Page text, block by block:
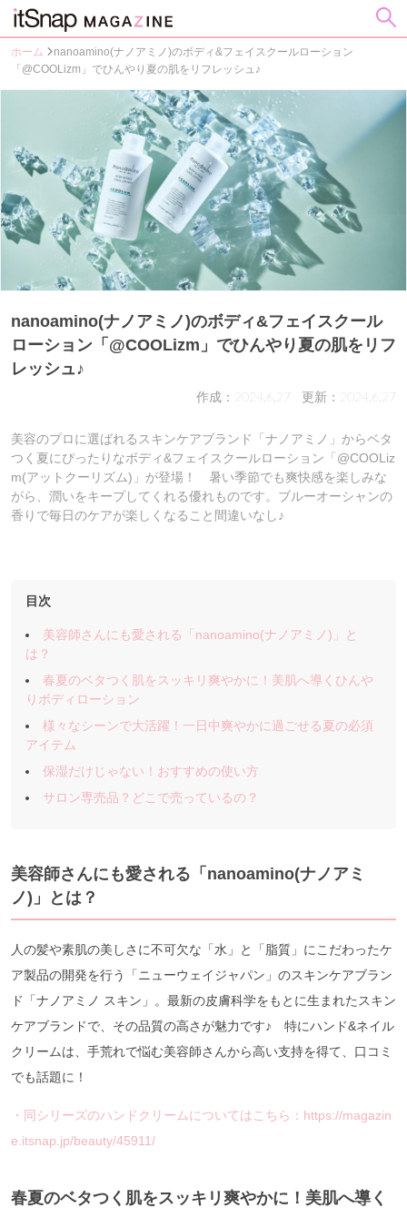
ホーム
nanoamino(ナノアミノ)のボディ&フェイスクールローション
「@COOLizm」でひんやり夏の肌をリフレッシュ♪
nanoamino(ナノアミノ)のボディ&フェイスクール
ローション「@COOLizm」でひんやり夏の肌をリフ
レッシュ♪
作成：2024.6.27 更新：2024.6.27
美容のプロに選ばれるスキンケアブランド「ナノアミノ」からベタ
つく夏にぴったりなボディ&フェイスクールローション「@COOLiz
m(アットクーリズム)」が登場！ 暑い季節でも爽快感を楽しみな
がら、潤いをキープしてくれる優れものです。ブルーオーシャンの
香りで毎日のケアが楽しくなること間違いなし♪
目次
美容師さんにも愛される「nanoamino(ナノアミノ)」と
は？
春夏のベタつく肌をスッキリ爽やかに！美肌へ導くひんや
りボディローション
様々なシーンで大活躍！一日中爽やかに過ごせる夏の必須
アイテム
保湿だけじゃない！おすすめの使い方
サロン専売品？どこで売っているの？
美容師さんにも愛される「nanoamino(ナノアミ
ノ)」とは？
人の髪や素肌の美しさに不可欠な「水」と「脂質」にこだわったケ
ア製品の開発を行う「ニューウェイジャパン」のスキンケアブラン
ド「ナノアミノ スキン」。最新の皮膚科学をもとに生まれたスキン
ケアブランドで、その品質の高さが魅力です♪ 特にハンド&ネイル
クリームは、手荒れで悩む美容師さんから高い支持を得て、口コミ
でも話題に！
・同シリーズのハンドクリームについてはこちら：https://magazin
e.itsnap.jp/beauty/45911/
春夏のベタつく肌をスッキリ爽やかに！美肌へ導く